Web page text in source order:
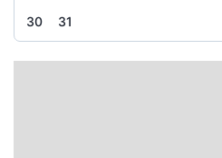
30
31